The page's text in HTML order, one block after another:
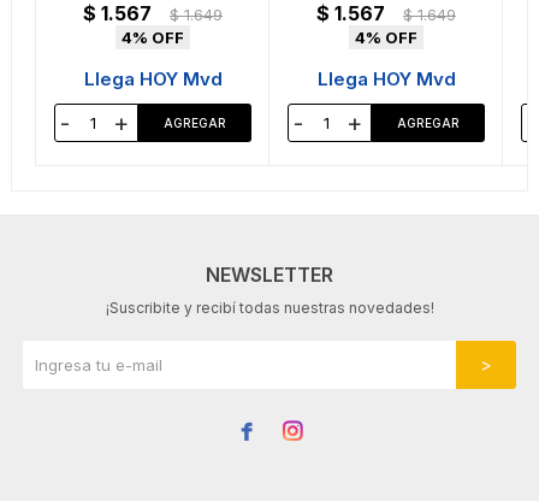
$ 1.567 $ 1.649
4
Llega HOY Mvd
- +
$ 1.567 $ 1.649
4
Llega HOY Mvd
- +
NEWSLETTER
¡Suscribite y recibí todas nuestras novedades!
 